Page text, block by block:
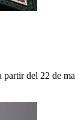
del 22 de